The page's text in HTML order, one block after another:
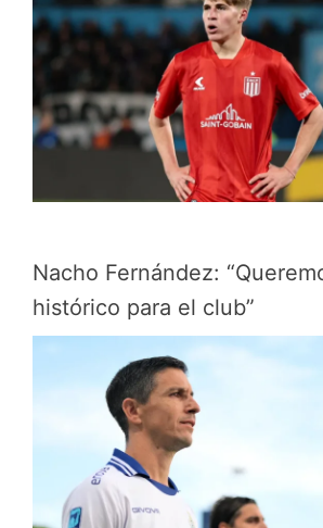
Nacho Fernández:
histórico para el club”